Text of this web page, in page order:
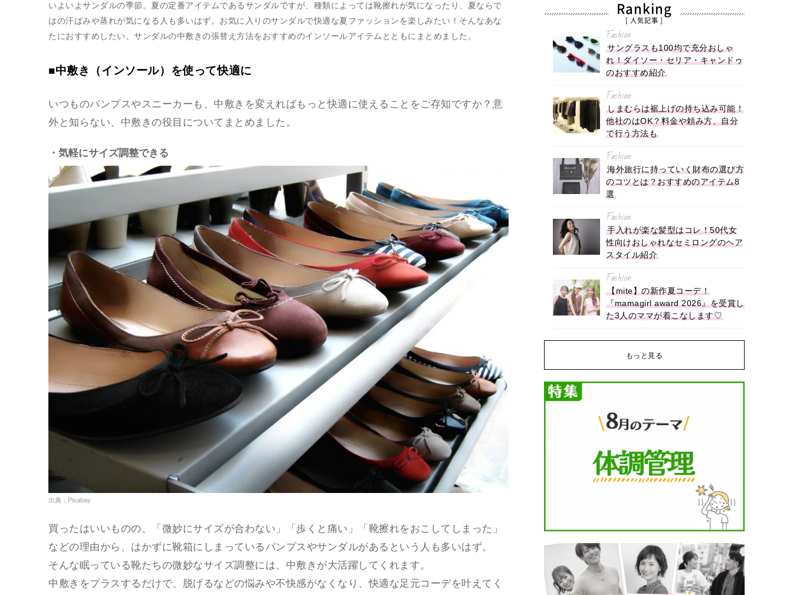
いよいよサンダルの季節。夏の定番アイテムであるサンダルですが、種類によっては靴擦れが気になったり、夏ならで
はの汗ばみや蒸れが気になる人も多いはず。お気に入りのサンダルで快適な夏ファッションを楽しみたい！そんなあな
たにおすすめしたい、サンダルの中敷きの張替え方法をおすすめのインソールアイテムとともにまとめました。
■中敷き（インソール）を使って快適に
いつものパンプスやスニーカーも、中敷きを変えればもっと快適に使えることをご存知ですか？意
外と知らない、中敷きの役目についてまとめました。
・気軽にサイズ調整できる
出典：Pixabay
買ったはいいものの、「微妙にサイズが合わない」「歩くと痛い」「靴擦れをおこしてしまった」
などの理由から、はかずに靴箱にしまっているパンプスやサンダルがあるという人も多いはず。
そんな眠っている靴たちの微妙なサイズ調整には、中敷きが大活躍してくれます。
中敷きをプラスするだけで、脱げるなどの悩みや不快感がなくなり、快適な足元コーデを叶えてく
Ranking
[ 人気記事 ]
Fashion
サングラスも100均で充分おしゃ
れ！ダイソー・セリア・キャンドゥ
のおすすめ紹介
Fashion
しまむらは裾上げの持ち込み可能！
他社のはOK？料金や頼み方、自分
で行う方法も
Fashion
海外旅行に持っていく財布の選び方
のコツとは？おすすめのアイテム8
選
Fashion
手入れが楽な髪型はコレ！50代女
性向けおしゃれなセミロングのヘア
スタイル紹介
Fashion
【mite】の新作夏コーデ！
『mamagirl award 2026』を受賞し
た3人のママが着こなします♡
もっと見る